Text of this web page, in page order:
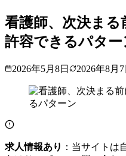
看護師、次決まる
許容できるパター
2026年5月8日 2026年8月7
求人情報あり ：当サイトは